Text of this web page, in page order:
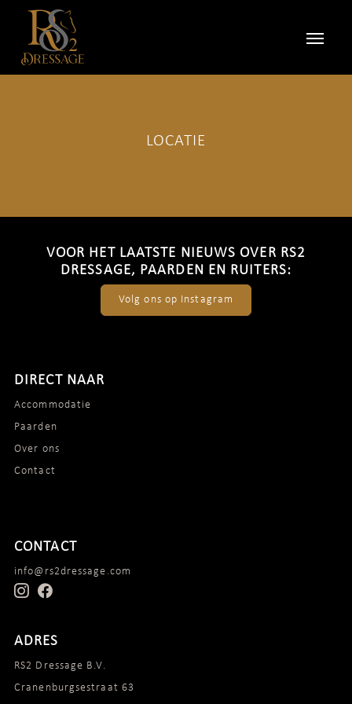
LOCATIE
VOOR HET LAATSTE NIEUWS OVER RS2
DRESSAGE, PAARDEN EN RUITERS:
Volg ons op Instagram
DIRECT NAAR
Accommodatie
Paarden
Over ons
Contact
CONTACT
info@rs2dressage.com
ADRES
RS2 Dressage B.V.
Cranenburgsestraat 63